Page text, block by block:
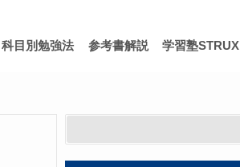
科目別勉強法 参考書解説 学習塾STRUX